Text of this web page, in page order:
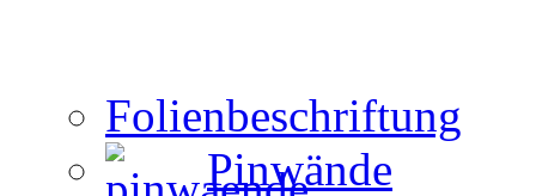
Folienbeschriftung
Pinwände